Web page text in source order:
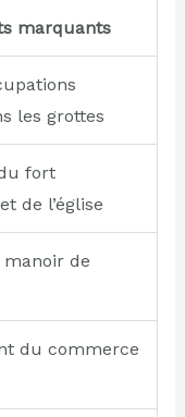
marquants
les grottes
fort
de l’église
de
du commerce